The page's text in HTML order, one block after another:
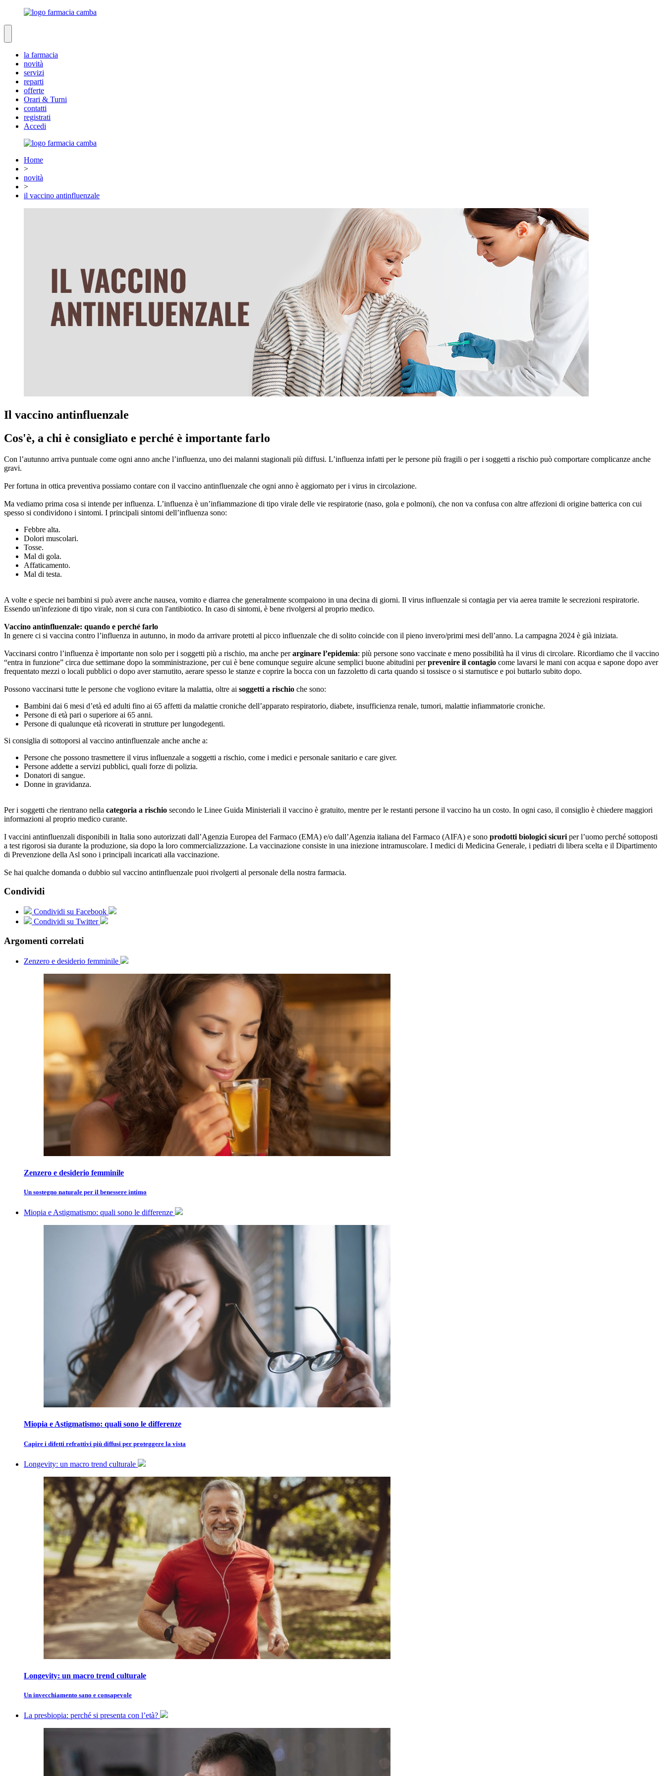
la farmacia
novità
servizi
reparti
offerte
Orari & Turni
contatti
registrati
Accedi
Home
>
novità
>
il vaccino antinfluenzale
Il vaccino antinfluenzale
Cos'è, a chi è consigliato e perché è importante farlo
Con l’autunno arriva puntuale come ogni anno anche l’influenza, uno dei malanni stagionali più diffusi. L’influenza infatti per le persone più fragili o per i soggetti a rischio può comportare complicanze anche
gravi.
Per fortuna in ottica preventiva possiamo contare con il vaccino antinfluenzale che ogni anno è aggiornato per i virus in circolazione.
Ma vediamo prima cosa si intende per influenza. L’influenza è un’infiammazione di tipo virale delle vie respiratorie (naso, gola e polmoni), che non va confusa con altre affezioni di origine batterica con cui
spesso si condividono i sintomi. I principali sintomi dell’influenza sono:
Febbre alta.
Dolori muscolari.
Tosse.
Mal di gola.
Affaticamento.
Mal di testa.
A volte e specie nei bambini si può avere anche nausea, vomito e diarrea che generalmente scompaiono in una decina di giorni. Il virus influenzale si contagia per via aerea tramite le secrezioni respiratorie.
Essendo un'infezione di tipo virale, non si cura con l'antibiotico. In caso di sintomi, è bene rivolgersi al proprio medico.
Vaccino antinfluenzale: quando e perché farlo
In genere ci si vaccina contro l’influenza in autunno, in modo da arrivare protetti al picco influenzale che di solito coincide con il pieno invero/primi mesi dell’anno. La campagna 2024 è già iniziata.
Vaccinarsi contro l’influenza è importante non solo per i soggetti più a rischio, ma anche perarginare l’epidemia: più persone sono vaccinate e meno possibilità ha il virus di circolare. Ricordiamo che il vaccino
“entra in funzione” circa due settimane dopo la somministrazione, per cui è bene comunque seguire alcune semplici buone abitudini perprevenire il contagio come lavarsi le mani con acqua e sapone dopo aver
frequentato mezzi o locali pubblici o dopo aver starnutito, aerare spesso le stanze e coprire la bocca con un fazzoletto di carta quando si tossisce o si starnutisce e poi buttarlo subito dopo.
Possono vaccinarsi tutte le persone che vogliono evitare la malattia, oltre ai soggetti a rischio che sono:
Bambini dai 6 mesi d’età ed adulti fino ai 65 affetti da malattie croniche dell’apparato respiratorio, diabete, insufficienza renale, tumori, malattie infiammatorie croniche.
Persone di età pari o superiore ai 65 anni.
Persone di qualunque età ricoverati in strutture per lungodegenti.
Si consiglia di sottoporsi al vaccino antinfluenzale anche anche a:
Persone che possono trasmettere il virus influenzale a soggetti a rischio, come i medici e personale sanitario e care giver.
Persone addette a servizi pubblici, quali forze di polizia.
Donatori di sangue.
Donne in gravidanza.
Per i soggetti che rientrano nella categoria a rischio secondo le Linee Guida Ministeriali il vaccino è gratuito, mentre per le restanti persone il vaccino ha un costo. In ogni caso, il consiglio è chiedere maggiori
informazioni al proprio medico curante.
I vaccini antinfluenzali disponibili in Italia sono autorizzati dall’Agenzia Europea del Farmaco (EMA) e/o dall’Agenzia italiana del Farmaco (AIFA) e sono prodotti biologici sicuri per l’uomo perché sottoposti
a test rigorosi sia durante la produzione, sia dopo la loro commercializzazione. La vaccinazione consiste in una iniezione intramuscolare. I medici di Medicina Generale, i pediatri di libera scelta e il Dipartimento
di Prevenzione della Asl sono i principali incaricati alla vaccinazione.
Se hai qualche domanda o dubbio sul vaccino antinfluenzale puoi rivolgerti al personale della nostra farmacia.
Condividi
Condividi su Facebook
Condividi su Twitter
Argomenti correlati
Zenzero e desiderio femminile
Zenzero e desiderio femminile
Un sostegno naturale per il benessere intimo
Miopia e Astigmatismo: quali sono le differenze
Miopia e Astigmatismo: quali sono le differenze
Capire i difetti refrattivi più diffusi per proteggere la vista
Longevity: un macro trend culturale
Longevity: un macro trend culturale
Un invecchiamento sano e consapevole
La presbiopia: perché si presenta con l’età?